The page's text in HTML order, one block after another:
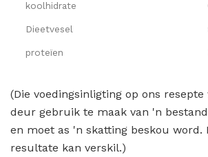
koolhidrate
Dieetvesel
proteïen
(Die voedingsinligting op ons
deur gebruik te maak van 'n
en moet as 'n skatting beskou word.
resultate kan verskil.)